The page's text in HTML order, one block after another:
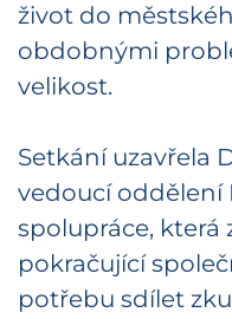
život do
obdobnými
velikost.
Setkání uzavřela
vedoucí oddělení
spolupráce, která
pokračující
potřebu sdílet